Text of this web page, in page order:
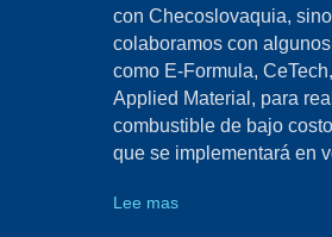
con Checoslovaquia,
colaboramos con
como E-Formula,
Applied Material, para
combustible de bajo
que se implementará en
Lee mas